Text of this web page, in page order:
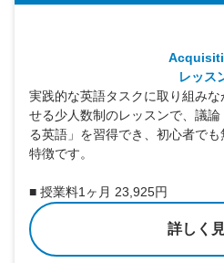
レッス
実践的な英語タスクに取り組み
せる少人数制のレッスンで、議
る英語」を習得でき、初心者で
特徴です。
■ 授業料1ヶ月 23,925円
詳しく